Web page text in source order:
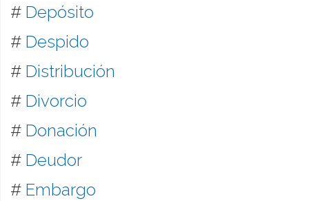
# Depósito
# Despido
# Distribución
# Divorcio
# Donación
# Deudor
# Embargo